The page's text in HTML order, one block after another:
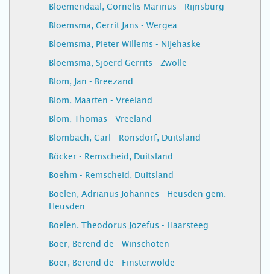
Bloemendaal, Cornelis Marinus - Rijnsburg
Bloemsma, Gerrit Jans - Wergea
Bloemsma, Pieter Willems - Nijehaske
Bloemsma, Sjoerd Gerrits - Zwolle
Blom, Jan - Breezand
Blom, Maarten - Vreeland
Blom, Thomas - Vreeland
Blombach, Carl - Ronsdorf, Duitsland
Böcker - Remscheid, Duitsland
Boehm - Remscheid, Duitsland
Boelen, Adrianus Johannes - Heusden gem.
Heusden
Boelen, Theodorus Jozefus - Haarsteeg
Boer, Berend de - Winschoten
Boer, Berend de - Finsterwolde